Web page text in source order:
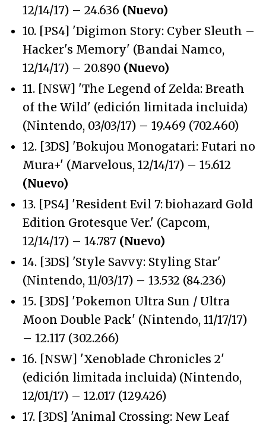
12/14/17) – 24.636 (Nuevo)
10. [PS4] 'Digimon Story: Cyber Sleuth –
Hacker's Memory' (Bandai Namco,
12/14/17) – 20.890 (Nuevo)
11. [NSW] 'The Legend of Zelda: Breath
of the Wild' (edición limitada incluida)
(Nintendo, 03/03/17) – 19.469 (702.460)
12. [3DS] 'Bokujou Monogatari: Futari no
Mura+' (Marvelous, 12/14/17) – 15.612
(Nuevo)
13. [PS4] 'Resident Evil 7: biohazard Gold
Edition Grotesque Ver.' (Capcom,
12/14/17) – 14.787 (Nuevo)
14. [3DS] 'Style Savvy: Styling Star'
(Nintendo, 11/03/17) – 13.532 (84.236)
15. [3DS] 'Pokemon Ultra Sun / Ultra
Moon Double Pack' (Nintendo, 11/17/17)
– 12.117 (302.266)
16. [NSW] 'Xenoblade Chronicles 2'
(edición limitada incluida) (Nintendo,
12/01/17) – 12.017 (129.426)
17. [3DS] 'Animal Crossing: New Leaf